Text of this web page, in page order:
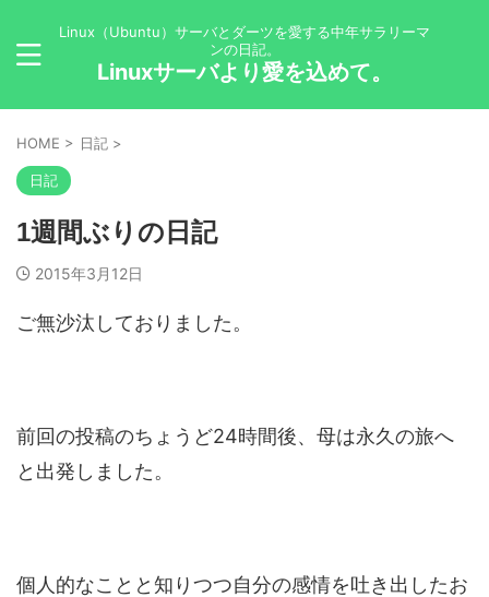
Linux（Ubuntu）サーバとダーツを愛する中年サラリーマ
ンの日記。
Linuxサーバより愛を込めて。
HOME > 日記 >
日記
1週間ぶりの日記
2015年3月12日
ご無沙汰しておりました。
前回の投稿のちょうど24時間後、母は永久の旅へ
と出発しました。
個人的なことと知りつつ自分の感情を吐き出したお